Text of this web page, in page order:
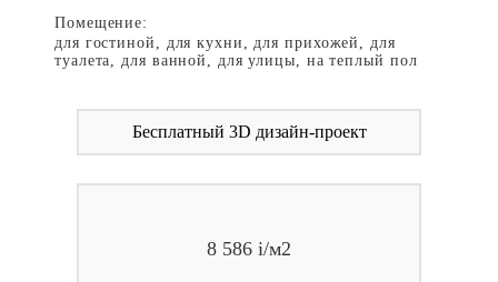
Помещение:
для гостиной, для кухни, для прихожей, для
туалета, для ванной, для улицы, на теплый пол
Бесплатный 3D дизайн-проект
8 586 i/м2